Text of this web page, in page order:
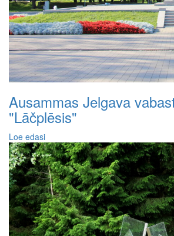
Ausammas Jelgava
"Lāčplēsis"
Loe edasi